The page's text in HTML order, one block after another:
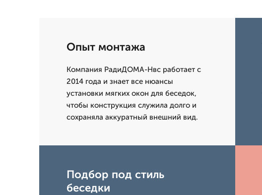
Опыт монтажа
Компания РадиДОМА-Нвс работает с
2014 года и знает все нюансы
установки мягких окон для беседок,
чтобы конструкция служила долго и
сохраняла аккуратный внешний вид.
Подбор под стиль
беседки